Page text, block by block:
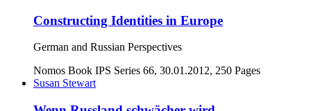
Constructing Identities in Europe
German and Russian Perspectives
Nomos Book IPS Series 66, 30.01.2012, 250 Pages
Susan Stewart